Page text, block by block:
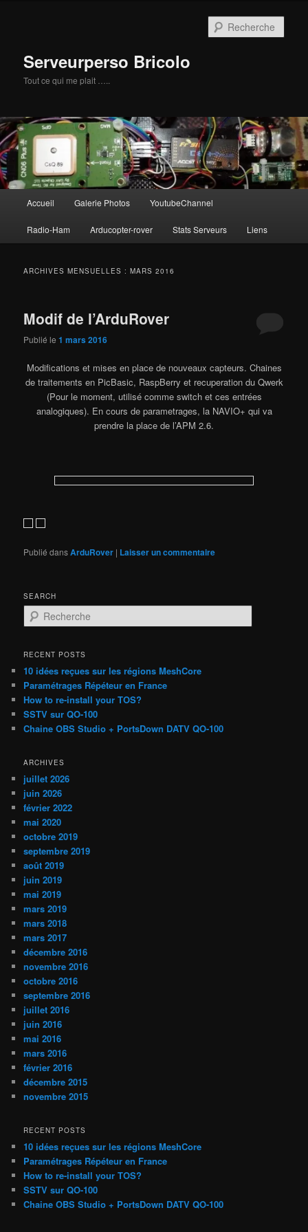
Serveurperso Bricolo
Tout ce qui me plait …..
principal
Accueil Galerie Photos YoutubeChannel
Radio-Ham Arducopter-rover Stats Serveurs Liens
ARCHIVES MENSUELLES :MARS 2016
Modif de l’ArduRover
Publié le1 mars 2016
Modifications et mises en place de nouveaux capteurs. Chaines
de traitements en PicBasic, RaspBerry et recuperation du Qwerk
(Pour le moment, utilisé comme switch et ces entrées
analogiques). En cours de parametrages, la NAVIO+ qui va
prendre la place de l’APM 2.6.
Publié dansArduRover | Laisser un commentaire
SEARCH
e
h
r
c
h
e
RECENT POSTS
10 idées reçues sur les régions MeshCore
Paramétrages Répéteur en France
How to re-install your TOS?
SSTV sur QO-100
Chaine OBS Studio + PortsDown DATV QO-100
ARCHIVES
juillet 2026
juin 2026
février 2022
mai 2020
octobre 2019
septembre 2019
août 2019
juin 2019
mai 2019
mars 2019
mars 2018
mars 2017
décembre 2016
novembre 2016
octobre 2016
septembre 2016
juillet 2016
juin 2016
mai 2016
mars 2016
février 2016
décembre 2015
novembre 2015
RECENT POSTS
10 idées reçues sur les régions MeshCore
Paramétrages Répéteur en France
How to re-install your TOS?
SSTV sur QO-100
Chaine OBS Studio + PortsDown DATV QO-100